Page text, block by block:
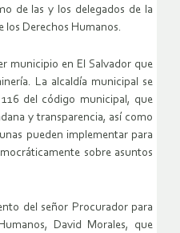
de las y los delegados de la
los Derechos Humanos.
municipio en El Salvador que
La alcaldía municipal se
del código municipal, que
y transparencia, así como
pueden implementar para
sobre asuntos
del señor Procurador para
David Morales, que